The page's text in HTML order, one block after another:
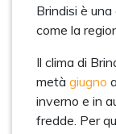
Brindisi è
come la
Il clima di
metà giugno a
inverno e in
fredde. Per